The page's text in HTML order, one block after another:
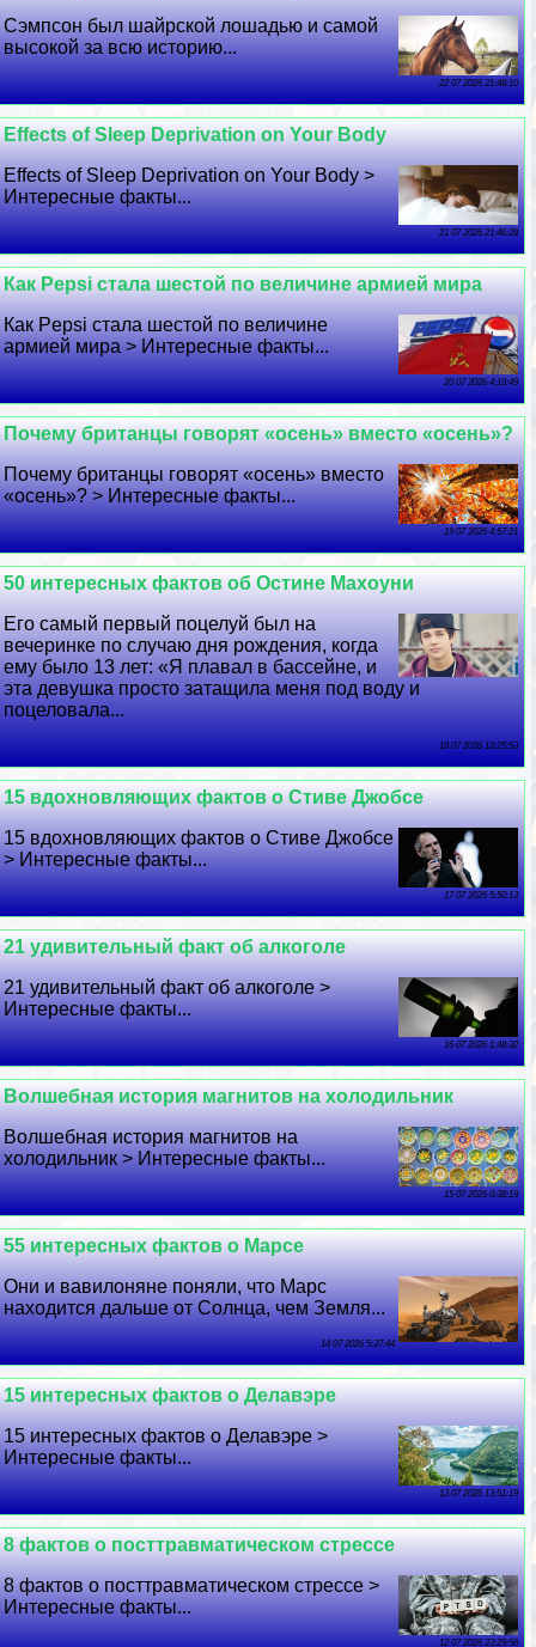
Сэмпсон был шайрской лошадью и самой
высокой за всю историю...
22 07 2026 21:48:10
Effects of Sleep Deprivation on Your Body
Effects of Sleep Deprivation on Your Body >
Интересные факты...
21 07 2026 21:46:28
Как Pepsi стала шестой по величине армией мира
Как Pepsi стала шестой по величине
армией мира > Интересные факты...
20 07 2026 4:19:49
Почему британцы говорят «осень» вместо «осень»?
Почему британцы говорят «осень» вместо
«осень»? > Интересные факты...
19 07 2026 4:57:21
50 интересных фактов об Остине Махоуни
Его самый первый поцелуй был на
вечеринке по случаю дня рождения, когда
ему было 13 лет: «Я плавал в бассейне, и
эта дeвyшка просто затащила меня под воду и
поцеловала...
18 07 2026 13:25:53
15 вдохновляющих фактов о Стиве Джобсе
15 вдохновляющих фактов о Стиве Джобсе
> Интересные факты...
17 07 2026 5:50:13
21 удивительный факт об алкоголе
21 удивительный факт об алкоголе >
Интересные факты...
16 07 2026 1:48:32
Волшебная история магнитов на холодильник
Волшебная история магнитов на
холодильник > Интересные факты...
15 07 2026 0:38:19
55 интересных фактов о Марсе
Они и вавилоняне поняли, что Марс
находится дальше от Солнца, чем Земля...
14 07 2026 5:37:44
15 интересных фактов о Делавэре
15 интересных фактов о Делавэре >
Интересные факты...
13 07 2026 13:51:19
8 фактов о посттравматическом стрессе
8 фактов о посттравматическом стрессе >
Интересные факты...
12 07 2026 23:29:56